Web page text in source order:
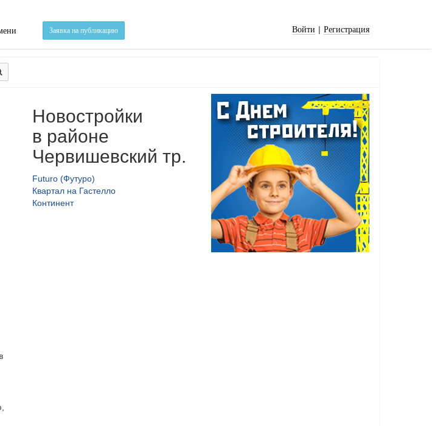
Заявка на публикацию Войти | Регистрация
Новостройки
в районе
Червишевский тр.
Futuro (Футуро)
Квартал на Гастелло
Континент